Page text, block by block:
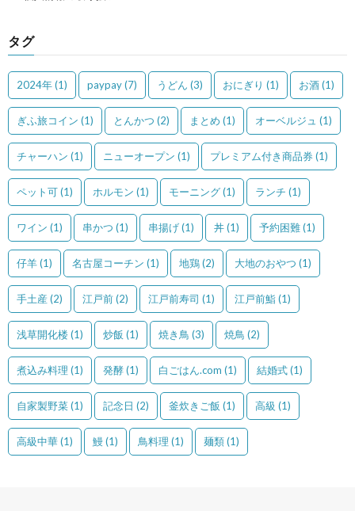
タグ
2024年(1) paypay(7) うどん (3) おにぎり (1) お酒(1)
ぎふ旅コイン (1) とんかつ (2) まとめ (1) オーベルジュ (1)
チャーハン (1) ニューオープン (1) プレミアム付き商品券(1)
ペット可(1) ホルモン (1) モーニング(1) ランチ (1)
ワイン (1) 串かつ (1) 串揚げ(1) 丼(1) 予約困難(1)
仔羊(1) 名古屋コーチン (1) 地鶏(2) 大地のおやつ (1)
手土産 (2) 江戸前(2) 江戸前寿司 (1) 江戸前鮨(1)
浅草開化楼(1) 炒飯 (1) 焼き鳥 (3) 焼鳥 (2)
煮込み料理 (1) 発酵(1) 白ごはん.com (1) 結婚式(1)
自家製野菜(1) 記念日 (2) 釜炊きご飯 (1) 高級 (1)
高級中華(1) 鰻(1) 鳥料理 (1) 麺類(1)